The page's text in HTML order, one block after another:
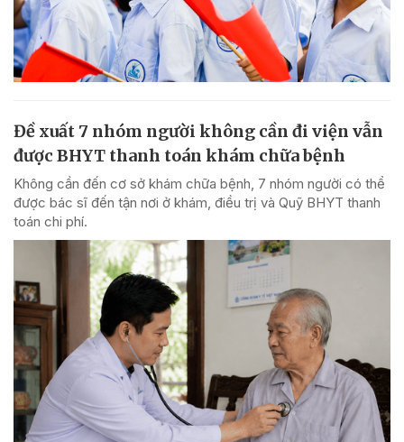
Đề xuất 7 nhóm người không cần đi viện vẫn
được BHYT thanh toán khám chữa bệnh
Không cần đến cơ sở khám chữa bệnh, 7 nhóm người có thể
được bác sĩ đến tận nơi ở khám, điều trị và Quỹ BHYT thanh
toán chi phí.